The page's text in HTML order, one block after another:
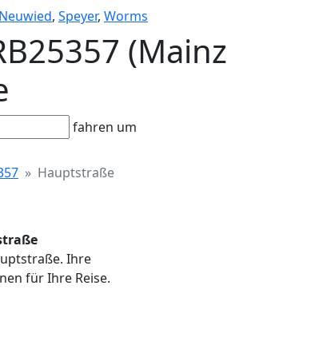
Neuwied, Speyer, Worms
(Mainz
fahren um
Hauptstraße
Ihre
für Ihre Reise.